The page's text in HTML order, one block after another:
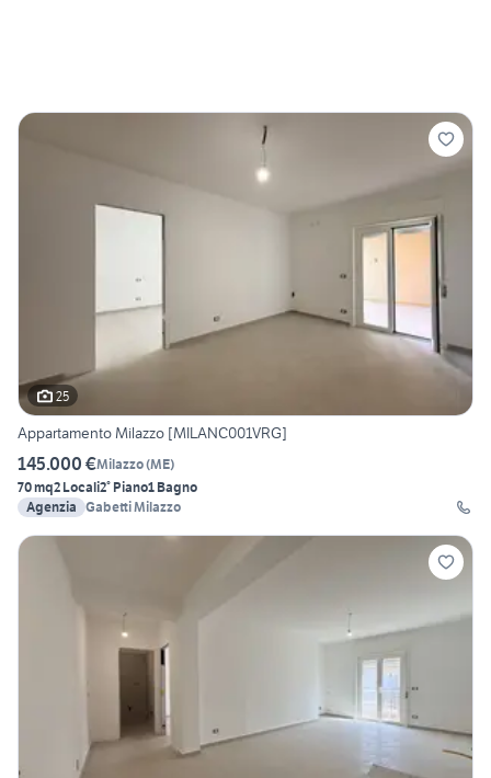
25
Appartamento Milazzo [MILANC001VRG]
145.000 €Milazzo(ME)
70 mq2 Locali2° Piano1 Bagno
Agenzia Gabetti Milazzo